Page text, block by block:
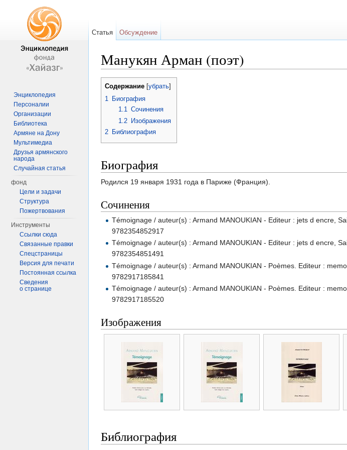
Манукян Арман (поэт)
Содержание убрать
1 Биография
1.1 Сочинения
1.2
Изображения
2 Библиография
Биография
Родился 19 января 1931 года в Париже (Франция).
Сочинения
Témoignage / auteur(s) : Armand MANOUKIAN - Editeur : jets d encre,
9782354852917
Témoignage / auteur(s) : Armand MANOUKIAN - Editeur : jets d encre,
9782354851491
Témoignage / auteur(s) : Armand MANOUKIAN - Poèmes. Editeur :
9782917185841
Témoignage / auteur(s) : Armand MANOUKIAN - Poèmes. Editeur :
9782917185520
Изображения
Библиография
Статья Обсуждение
Энциклопедия
Персоналии
Организации
Библиотека
Армяне на Дону
Мультимедиа
Друзья армянского
народа
Случайная статья
фонд
Цели и задачи
Структура
Пожертвования
Инструменты
Ссылки сюда
Связанные правки
Спецстраницы
Версия для печати
Постоянная ссылка
Сведения
о странице